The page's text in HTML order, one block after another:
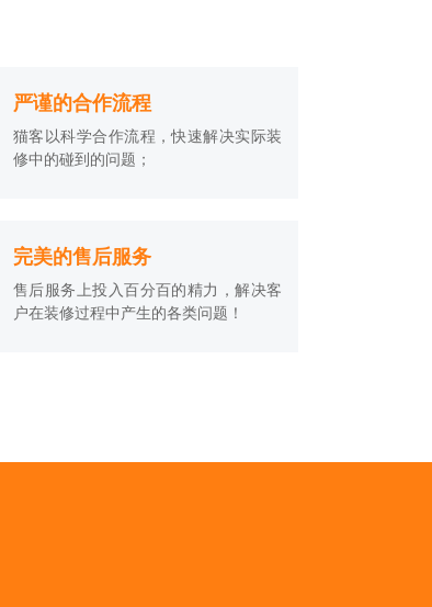
严谨的合作流程
猫客以科学合作流程，快速解决实际装
修中的碰到的问题；
完美的售后服务
售后服务上投入百分百的精力，解决客
户在装修过程中产生的各类问题！